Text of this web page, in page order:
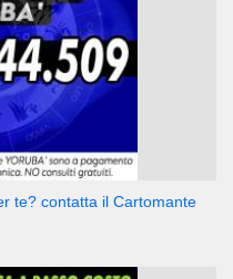
te? contatta il Cartomante